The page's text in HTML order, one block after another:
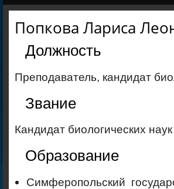
Попкова Лариса
Должность
Преподаватель, кандидат
Звание
Кандидат биологических наук
Образование
Симферопольский